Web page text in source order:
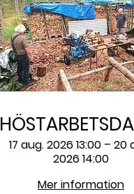
17 aug. 2026 13:00 – 20
2026 14:00
Mer information